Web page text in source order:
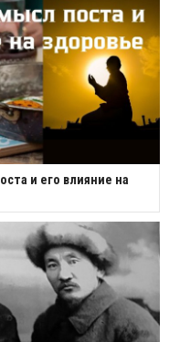
и его влияние на